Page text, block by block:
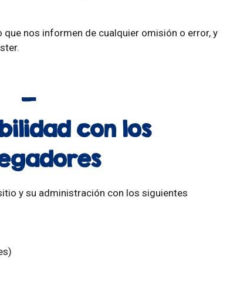
nos informen de cualquier omisión o error, y
con los
y su administración con los siguientes